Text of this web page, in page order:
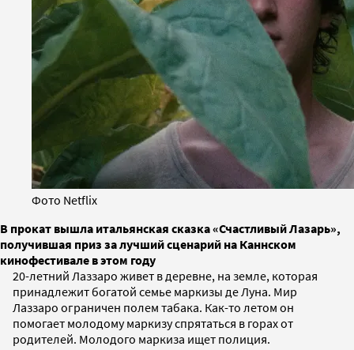
Фото Netflix
В прокат вышла итальянская сказка «Счастливый Лазарь»,
получившая приз за лучший сценарий на Каннском
кинофестивале в этом году
20-летний Лаззаро живет в деревне, на земле, которая
принадлежит богатой семье маркизы де Луна. Мир
Лаззаро ограничен полем табака. Как-то летом он
помогает молодому маркизу спрятаться в горах от
родителей. Молодого маркиза ищет полиция.